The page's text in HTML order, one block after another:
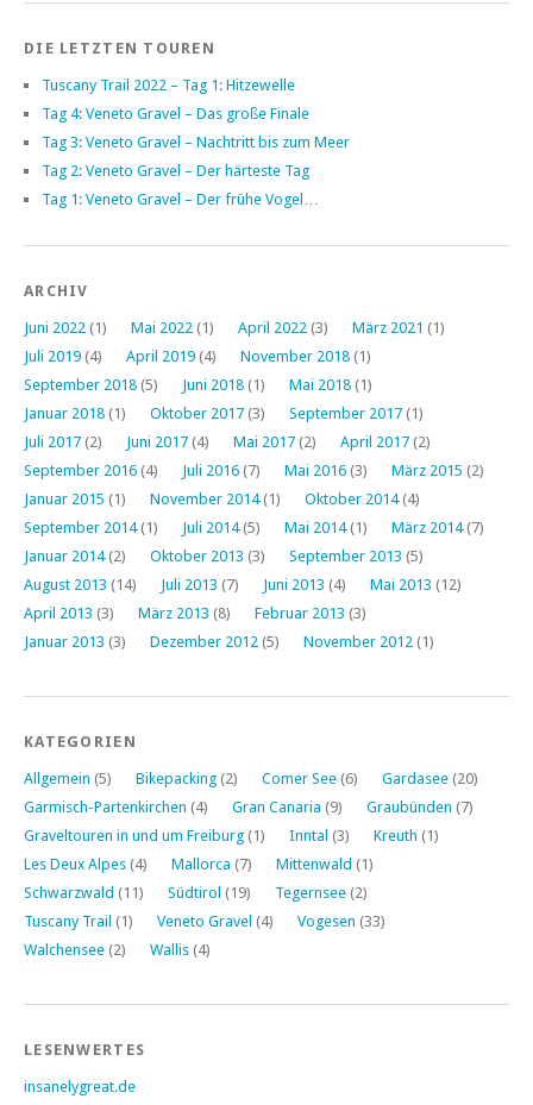
DIE LETZTEN TOUREN
Tuscany Trail 2022 – Tag 1: Hitzewelle
Tag 4: Veneto Gravel – Das große Finale
Tag 3: Veneto Gravel – Nachtritt bis zum Meer
Tag 2: Veneto Gravel – Der härteste Tag
Tag 1: Veneto Gravel – Der frühe Vogel…
ARCHIV
Juni 2022 (1) Mai 2022 (1) April 2022 (3) März 2021 (1)
Juli 2019 (4) April 2019 (4) November 2018 (1)
September 2018 (5) Juni 2018 (1) Mai 2018 (1)
Januar 2018 (1) Oktober 2017 (3) September 2017 (1)
Juli 2017 (2) Juni 2017 (4) Mai 2017 (2) April 2017 (2)
September 2016 (4) Juli 2016 (7) Mai 2016 (3) März 2015 (2)
Januar 2015 (1) November 2014(1) Oktober 2014(4)
September 2014(1) Juli 2014(5) Mai 2014(1) März 2014(7)
Januar 2014(2) Oktober 2013 (3) September 2013 (5)
August 2013 (14) Juli 2013 (7) Juni 2013 (4) Mai 2013 (12)
April 2013 (3) März 2013 (8) Februar 2013 (3)
Januar 2013 (3) Dezember 2012 (5) November 2012 (1)
KATEGORIEN
Allgemein (5) Bikepacking (2) Comer See (6) Gardasee (20)
Garmisch-Partenkirchen (4) Gran Canaria (9) Graubünden (7)
Graveltouren in und um Freiburg (1) Inntal (3) Kreuth (1)
Les Deux Alpes (4) Mallorca (7) Mittenwald (1)
Schwarzwald (11) Südtirol (19) Tegernsee (2)
Tuscany Trail (1) Veneto Gravel (4) Vogesen (33)
Walchensee (2) Wallis (4)
LESENWERTES
insanelygreat.de